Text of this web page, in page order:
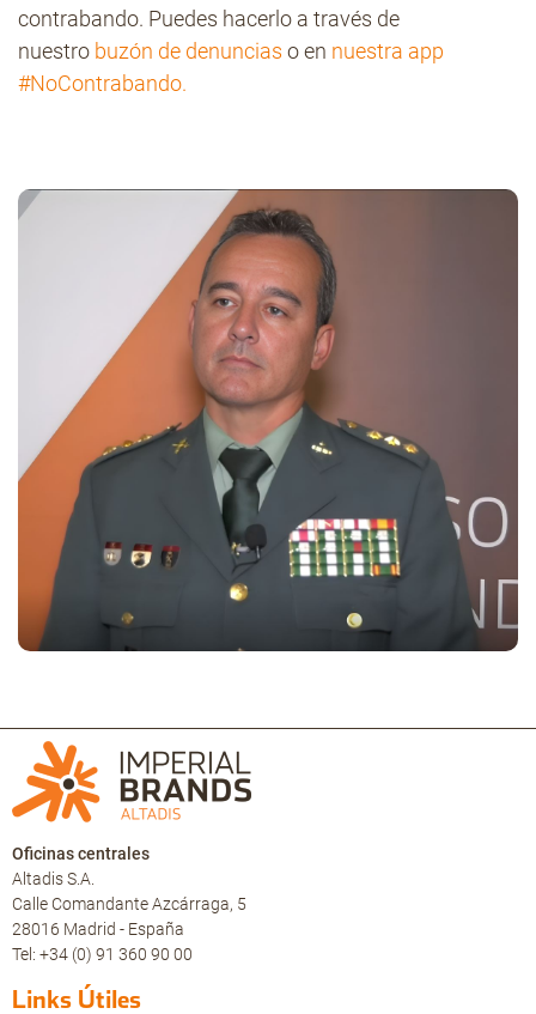
contrabando. Puedes hacerlo a través de
nuestro buzón de denuncias o en nuestra app
#NoContrabando.
Oficinas centrales
Altadis S.A.
Calle Comandante Azcárraga, 5
28016 Madrid - España
Tel: +34 (0) 91 360 90 00
Links Útiles